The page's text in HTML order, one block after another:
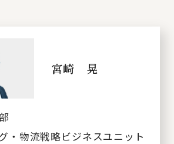
宮崎 晃
・物流戦略ビジネスユニット